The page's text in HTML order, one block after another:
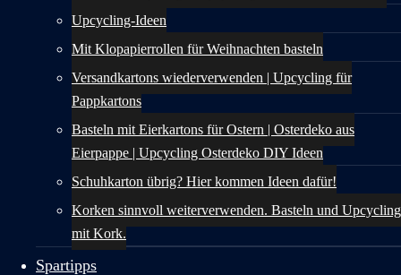
Upcycling-Ideen
Mit Klopapierrollen für Weihnachten basteln
Versandkartons wiederverwenden | Upcycling für
Pappkartons
Basteln mit Eierkartons für Ostern | Osterdeko aus
Eierpappe | Upcycling Osterdeko DIY Ideen
Schuhkarton übrig? Hier kommen Ideen dafür!
Korken sinnvoll weiterverwenden. Basteln und Upcycling
mit Kork.
Spartipps